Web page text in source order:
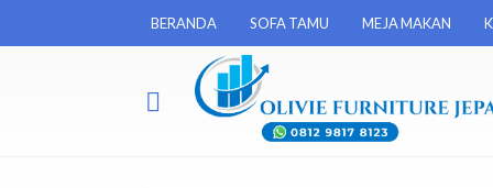
BERANDA SOFA TAMU MEJA MAKAN